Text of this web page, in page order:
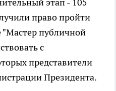
этап - 105
право пройти
публичной
с
представители
Президента.